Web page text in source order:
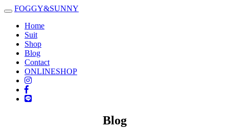
Toggle
navigation
FOGGY&SUNNY
Home
Suit
Shop
Blog
Contact
ONLINESHOP
Blog